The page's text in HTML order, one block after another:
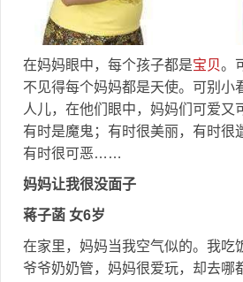
在妈妈眼中，每个孩子都是宝贝。
不见得每个妈妈都是天使。可别小
人儿，在他们眼中，妈妈们可爱又
有时是魔鬼；有时很美丽，有时很
有时很可恶……
妈妈让我很没面子
蒋子菡 女6岁
在家里，妈妈当我空气似的。我吃
爷爷奶奶管，妈妈很爱玩，却去哪